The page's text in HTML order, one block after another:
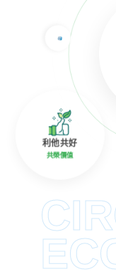
利他共好
共榮價值